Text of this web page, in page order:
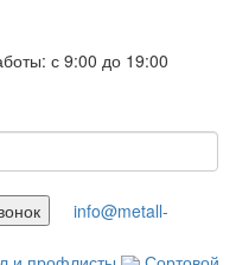
с 9:00 до 19:00
info@metall-